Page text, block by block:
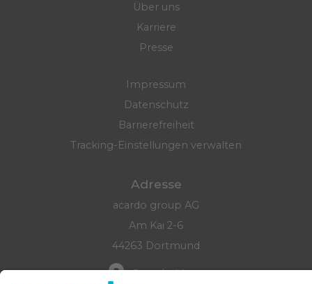
Über uns
Karriere
Presse
Impressum
Datenschutz
Barrierefreiheit
Tracking-Einstellungen verwalten
Adresse
acardo group AG
Am Kai 2-6
44263 Dortmund
Google Maps